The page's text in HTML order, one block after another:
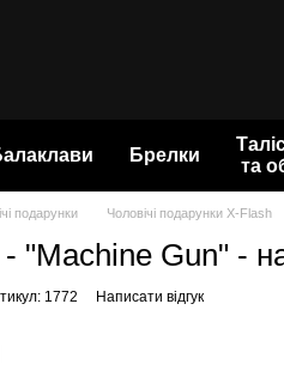
Брелки
та
подарунки Чоловічі подарунки X-Flash
"Machine Gun" -
1772 Написати відгук